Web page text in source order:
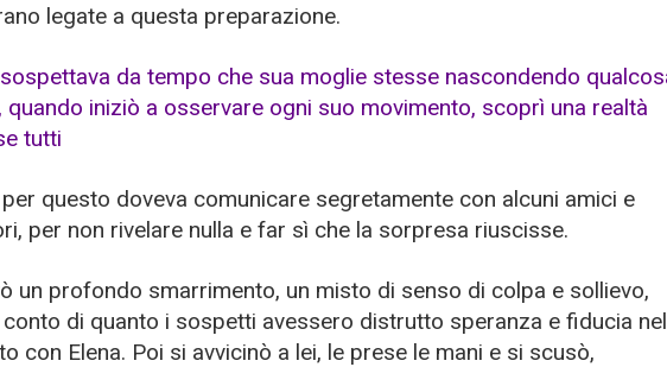
legate a questa preparazione.
questo doveva comunicare segretamente con alcuni amici e
per non rivelare nulla e far sì che la sorpresa riuscisse.
un profondo smarrimento, un misto di senso di colpa e sollievo,
di quanto i sospetti avessero distrutto speranza e fiducia nel
con Elena. Poi si avvicinò a lei, le prese le mani e si scusò,